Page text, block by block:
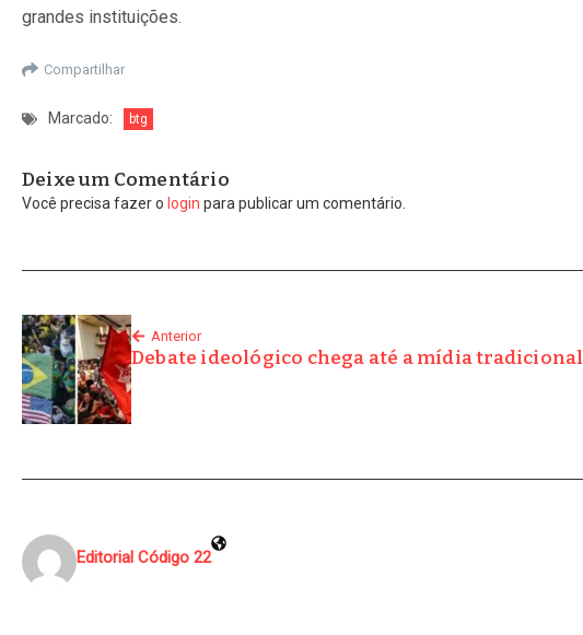
grandes instituições.
Compartilhar
Marcado: btg
Deixe um Comentário
Você precisa fazer o login para publicar um comentário.
Anterior
Debate ideológico chega até a mídia tradicional
Editorial Código 22